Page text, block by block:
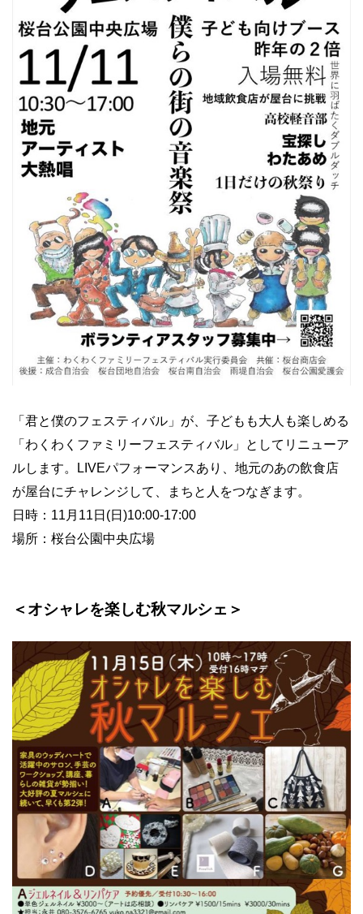
「君と僕のフェスティバル」が、子どもも大人も楽しめる
「わくわくファミリーフェスティバル」としてリニューア
ルします。LIVEパフォーマンスあり、地元のあの飲食店
が屋台にチャレンジして、まちと人をつなぎます。
日時：11月11日(日)10:00-17:00
場所：桜台公園中央広場
＜オシャレを楽しむ秋マルシェ＞